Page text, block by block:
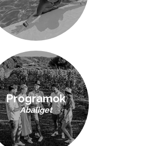
Programok
Abaliget